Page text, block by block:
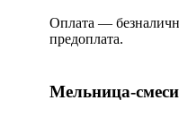
Оплата —
предоплата.
Мельница-